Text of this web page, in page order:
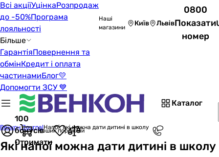
Всі акціїУцінкаРозпродаж
до -50%Програма
лояльності
Більше
ГарантіяПовернення та
обмінКредит і оплата
частинамиБлог💛
Допомогти ЗСУ 💙
Наші
магазини
Київ Львів
0800
Показати
номер
Каталог
100
бонусів
Отримати
Кошик порожній
Венкон JournalНапої, які можна дати дитині в школу
Які напої можна дати дитині в школу